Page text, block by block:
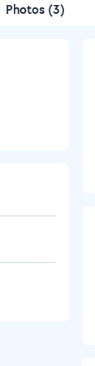
Photos (3)